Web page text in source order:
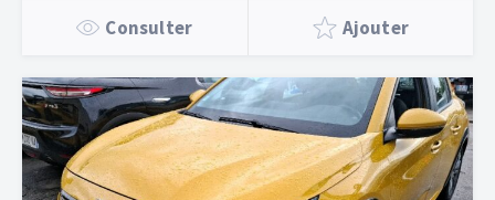
Consulter Ajouter